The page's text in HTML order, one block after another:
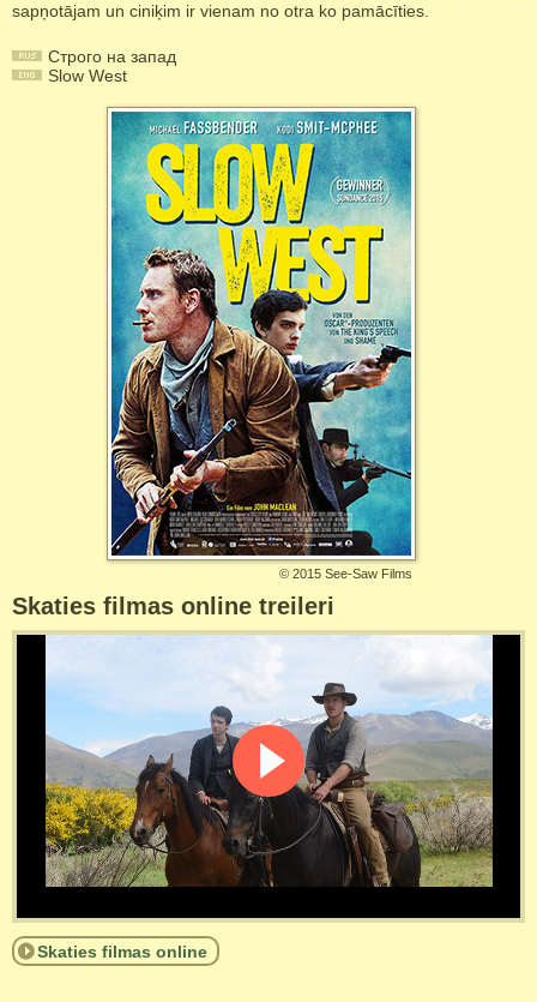
sapņotājam un ciniķim ir vienam no otra ko pamācīties.
Строго на запад
Slow West
© 2015 See-Saw Films
Skaties filmas online treileri
Skaties filmas online